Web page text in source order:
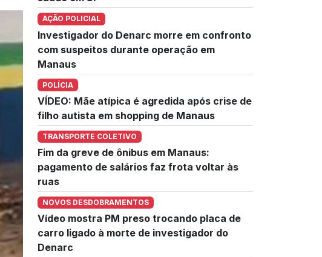
AÇÃO POLICIAL
Investigador do Denarc morre em confronto
com suspeitos durante operação em
Manaus
POLÍCIA
VÍDEO: Mãe atípica é agredida após crise de
filho autista em shopping de Manaus
TRANSPORTE COLETIVO
Fim da greve de ônibus em Manaus:
pagamento de salários faz frota voltar às
ruas
NOVOS DESDOBRAMENTOS
Vídeo mostra PM preso trocando placa de
carro ligado à morte de investigador do
Denarc